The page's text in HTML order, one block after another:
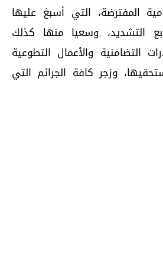
المفترضة، التي أسبغ عليها
التشديد، وسعيا منها كذلك
التضامنية والأعمال التطوعية
وزجر كافة الجرائم التي